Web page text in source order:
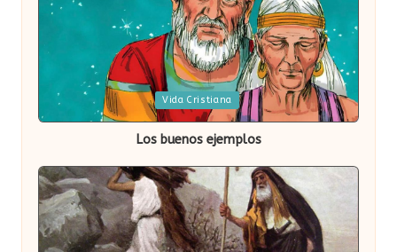
Publicada
Vida Cristiana
Los buenos ejemplos